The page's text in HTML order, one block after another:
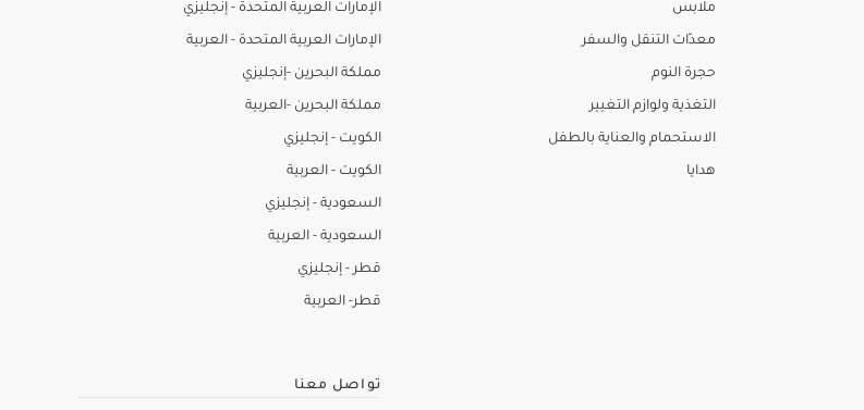
ملابس
معدّات التنقل والسفر
حجرة النوم
التغذية ولوازم التغيير
الاستحمام والعناية بالطفل
هدايا
الإمارات العربية المتحدة - إنجليزي
الإمارات العربية المتحدة - العربية
مملكة البحرين -إنجليزي
مملكة البحرين -العربية
الكويت - إنجليزي
الكويت - العربية
السعودية - إنجليزي
السعودية - العربية
قطر - إنجليزي
قطر- العربية
تواصل معنا